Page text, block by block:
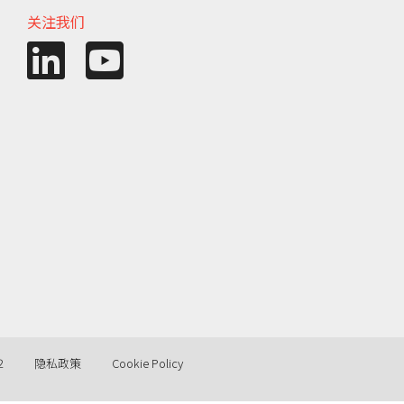
关注我们
隐私政策 Cookie Policy